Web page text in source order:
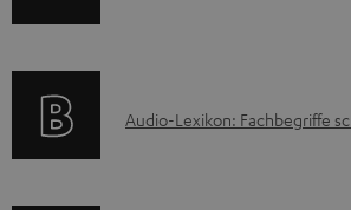
e
A
r
A
Audio-Lexikon: Fachbegriffe